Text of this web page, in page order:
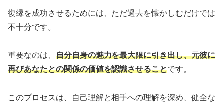
復縁を成功させるためには、ただ過去を懐かしむだけでは
不十分です。
重要なのは、 自分自身の魅力を最大限に引き出し、元彼に
再びあなたとの関係の価値を認識させることです。
このプロセスは、自己理解と相手への理解を深め、健全な